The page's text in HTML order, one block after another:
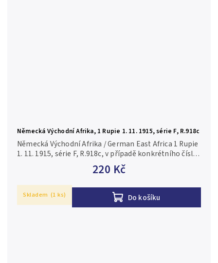
Německá Východní Afrika, 1 Rupie 1. 11. 1915, série F, R.918c
220 Kč
Do košíku
Německá Východní Afrika / German East Africa 1 Rupie
1. 11. 1915, série F, R.918c, v případě konkrétního čísla
je foto pouze ilustrační 3/VG
Skladem (1 ks)